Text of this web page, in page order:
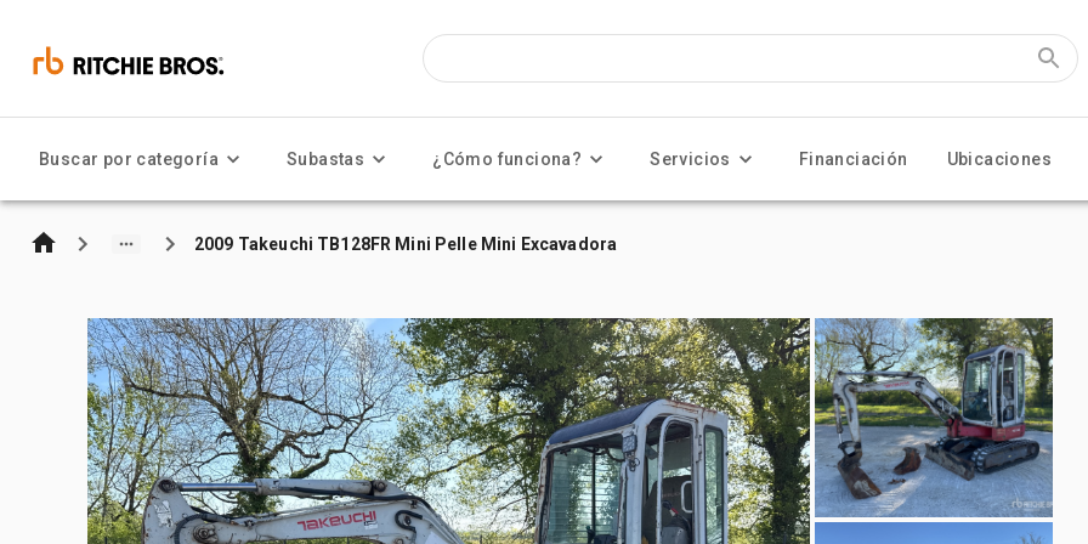
Buscar por categoría Subastas ¿Cómo funciona? Servicios Financiación Ubicaciones
2009 Takeuchi TB128FR Mini Pelle Mini Excavadora